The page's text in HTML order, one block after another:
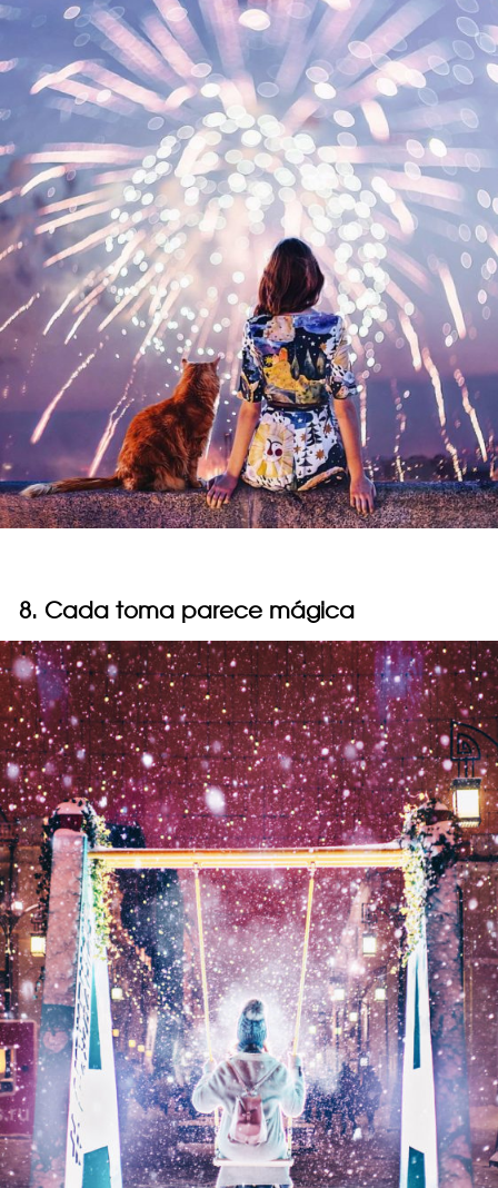
8. Cada toma parece mágica